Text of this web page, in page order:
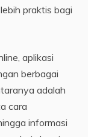
praktis bagi
aplikasi
berbagai
adalah
cara
informasi